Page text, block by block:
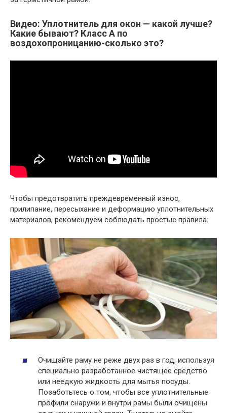
Видео: Уплотнитель для окон — какой лучше?
Какие бывают? Класс А по
воздохопроницанию-сколько это?
Чтобы предотвратить преждевременный износ,
прилипание, пересыхание и деформацию уплотнительных
материалов, рекомендуем соблюдать простые правила:
Очищайте раму не реже двух раз в год, используя
специально разработанное чистящее средство
или неедкую жидкость для мытья посуды.
Позаботьтесь о том, чтобы все уплотнительные
профили снаружи и внутри рамы были очищены